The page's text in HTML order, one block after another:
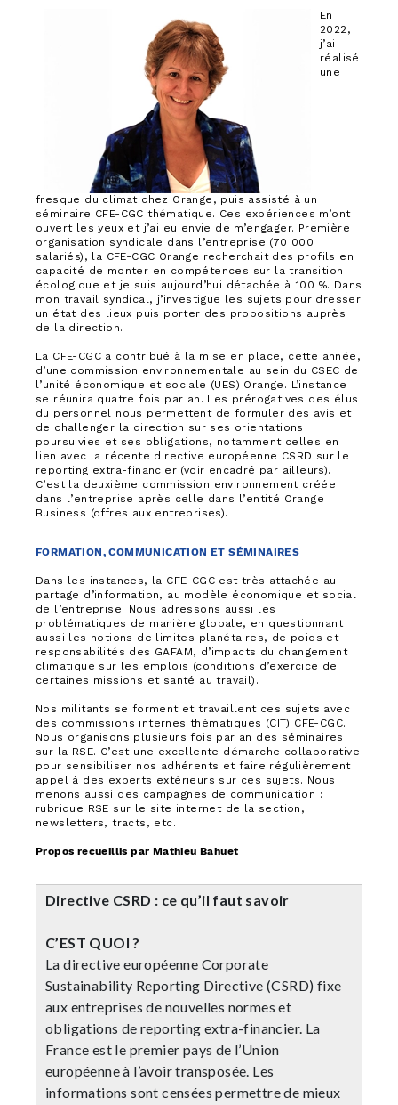
En
2022,
j’ai
réalisé
une
fresque du climat chez Orange, puis assisté à un
séminaire CFE-CGC thématique. Ces expériences m’ont
ouvert les yeux et j’ai eu envie de m’engager. Première
organisation syndicale dans l’entreprise (70 000
salariés), la CFE-CGC Orange recherchait des profils en
capacité de monter en compétences sur la transition
écologique et je suis aujourd’hui détachée à 100 %. Dans
mon travail syndical, j’investigue les sujets pour dresser
un état des lieux puis porter des propositions auprès
de la direction.
La CFE-CGC a contribué à la mise en place, cette année,
d’une commission environnementale au sein du CSEC de
l’unité économique et sociale (UES) Orange. L’instance
se réunira quatre fois par an. Les prérogatives des élus
du personnel nous permettent de formuler des avis et
de challenger la direction sur ses orientations
poursuivies et ses obligations, notamment celles en
lien avec la récente directive européenne CSRD sur le
reporting extra-financier (voir encadré par ailleurs).
C’est la deuxième commission environnement créée
dans l’entreprise après celle dans l’entité Orange
Business (offres aux entreprises).
FORMATION, COMMUNICATION ET SÉMINAIRES
Dans les instances, la CFE-CGC est très attachée au
partage d’information, au modèle économique et social
de l’entreprise. Nous adressons aussi les
problématiques de manière globale, en questionnant
aussi les notions de limites planétaires, de poids et
responsabilités des GAFAM, d’impacts du changement
climatique sur les emplois (conditions d’exercice de
certaines missions et santé au travail).
Nos militants se forment et travaillent ces sujets avec
des commissions internes thématiques (CIT) CFE-CGC.
Nous organisons plusieurs fois par an des séminaires
sur la RSE. C’est une excellente démarche collaborative
pour sensibiliser nos adhérents et faire régulièrement
appel à des experts extérieurs sur ces sujets. Nous
menons aussi des campagnes de communication :
rubrique RSE sur le site internet de la section,
newsletters, tracts, etc.
Propos recueillis par Mathieu Bahuet
Directive CSRD : ce qu’il faut savoir
C’EST QUOI ?
La directive européenne Corporate
Sustainability Reporting Directive (CSRD) fixe
aux entreprises de nouvelles normes et
obligations de reporting extra-financier. La
France est le premier pays de l’Union
européenne à l’avoir transposée. Les
informations sont censées permettre de mieux